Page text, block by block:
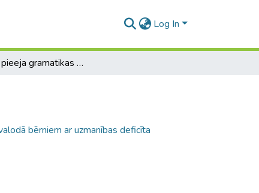
Log In
Radoša pieeja gramatikas mācīšanā angļu valodā bērniem ar uzmanības deficīta sindromu
bērniem ar uzmanības deficīta